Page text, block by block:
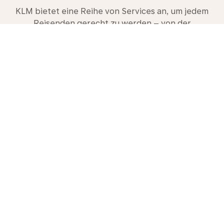
KLM bietet eine Reihe von Services an, um jedem
Reisenden gerecht zu werden – von der